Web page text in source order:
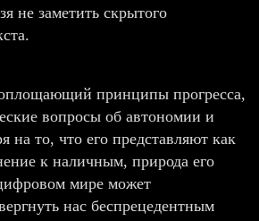
не заметить скрытого
принципы прогресса,
вопросы об автономии и
на то, что его представляют как
к наличным, природа его
мире может
нас беспрецедентным